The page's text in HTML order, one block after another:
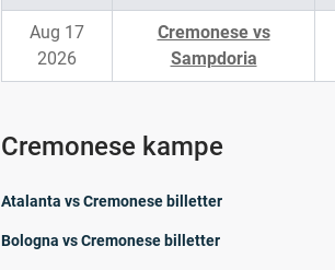
Aug 17
2026
Cremonese vs
Sampdoria
Cremonese kampe
Atalanta vs Cremonese billetter
Bologna vs Cremonese billetter